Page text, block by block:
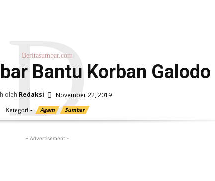
Beritasumbar.com
Bantu Korban
D
oleh Redaksi November 22, 2019
Kategori - Agam Sumbar
- Advertisement -